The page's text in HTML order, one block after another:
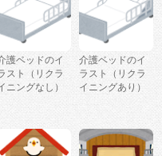
護ベッドのイ
スト（リクラ
ニングなし）
介護ベッドのイ
ラスト（リクラ
イニングあり）